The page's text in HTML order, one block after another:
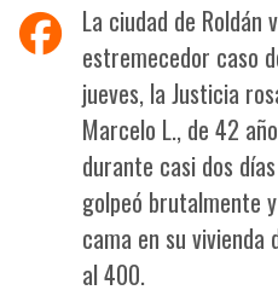
La ciudad de
estremecedor caso
jueves, la Justicia
Marcelo L., de 42
durante casi dos
golpeó brutalmente
cama en su vivienda
al 400.